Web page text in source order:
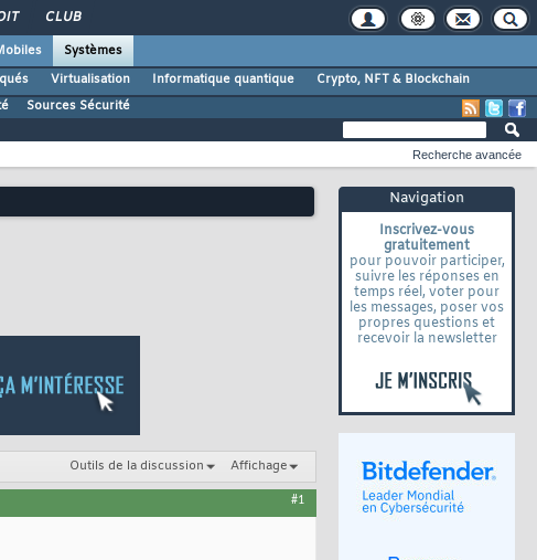
CLUB
Systèmes
Virtualisation Informatique quantique
Crypto, NFT & Blockchain
Sources Sécurité
Navigation
Inscrivez-vous
gratuitement
pour pouvoir participer,
suivre les réponses en
temps réel, voter pour
les messages, poser vos
propres questions et
recevoir la newsletter
Recherche avancée
Outils de la discussion Affichage
#1